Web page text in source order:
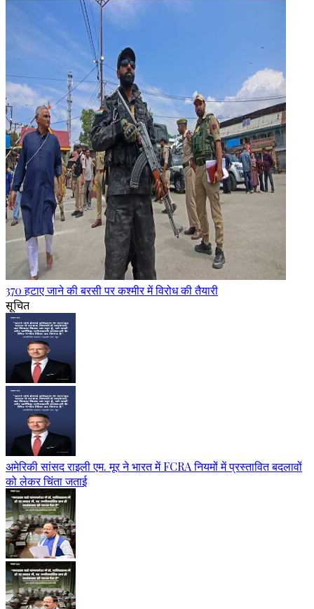
370 हटाए जाने की बरसी पर कश्मीर में विरोध की तैयारी
सूचित
अमेरिकी सांसद राइली एम. मूर ने भारत में FCRA नियमों में प्रस्तावित बदलावों
को लेकर चिंता जताई